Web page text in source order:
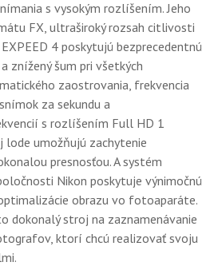
PORADŇA
SÚŤAŽE
AKCIÍ
WORKSHOPY
OBCHOD
s vysokým rozlíšením. Jeho
FX, ultraširoký rozsah citlivosti
4 poskytujú bezprecedentnú
znížený šum pri všetkých
zaostrovania, frekvencia
za sekundu a
s rozlíšením Full HD 1
umožňujú zachytenie
presnosťou. A systém
Nikon poskytuje výnimočnú
obrazu vo fotoaparáte.
dokonalý stroj na zaznamenávanie
ktorí chcú realizovať svoju